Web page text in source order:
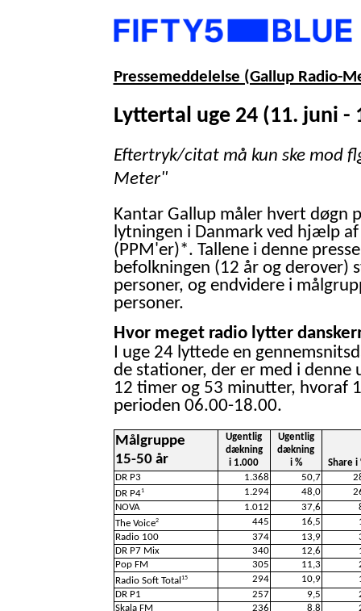
Pressemeddelelse (Gallup Radio-
Lyttertal uge 24 (11. juni -
Eftertryk/citat må kun ske mod
Meter"
Kantar Gallup måler hvert døgn
lytningen i Danmark ved hjælp
(PPM'er)*. Tallene i denne
befolkningen (12 år og derover)
personer, og endvidere i
personer.
Hvor meget radio lytter
I uge 24 lyttede en
de stationer, der er med i denne
12 timer og 53 minutter, hvoraf
perioden 06.00-18.00.
Målgruppe
15-50 år
Ugentlig
dækning
i 1.000
Ugentlig
dækning
i %
Share i
DR P3
1.368 50,7
DR P41 1.294 48,0
NOVA
1.012 37,6
The Voice2 445 16,5
Radio 100
374 13,9
DR P7 Mix
340 12,6
Pop FM
305 11,3
Radio Soft Total 15 294 10,9
DR P1
257 9,5
Skala FM
236 8,8